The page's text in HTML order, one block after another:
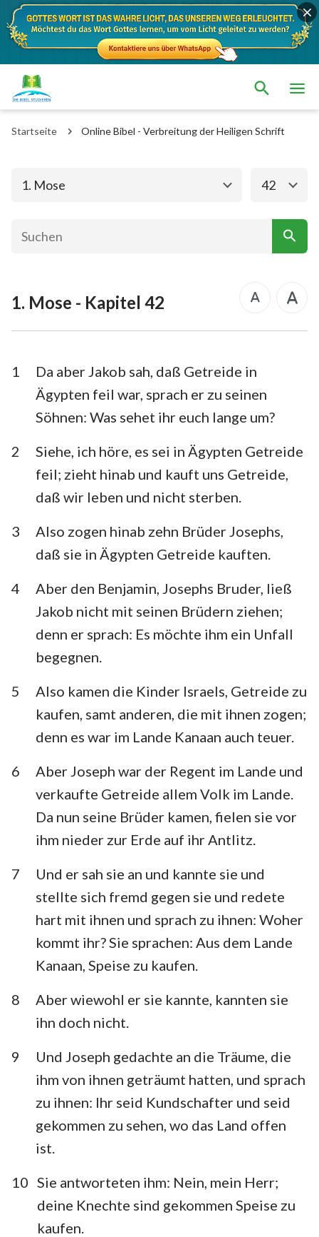
Startseite Online Bibel - Verbreitung der Heiligen Schrift
1. Mose
Das alte Testament Das neue Testament
1. Mose 2. Mose
5. Mose
1.Samuel
1. Chronik
Esra Nehemia
Esther Hiob
Psalm Sprüche
Jesaja Jeremia
Klagelieder Hesekiel
Daniel Hosea
Joel Amos
Obadja Jona
Micha Nahum
Habakuk
Maleachi
42
1. Mose - Kapitel 42
1
Da aber Jakob sah, daß Getreide in
Ägypten feil war, sprach er zu seinen
Söhnen: Was sehet ihr euch lange um?
2
Siehe, ich höre, es sei in Ägypten Getreide
feil; zieht hinab und kauft uns Getreide,
daß wir leben und nicht sterben.
3
Also zogen hinab zehn Brüder Josephs,
daß sie in Ägypten Getreide kauften.
4
Aber den Benjamin, Josephs Bruder, ließ
Jakob nicht mit seinen Brüdern ziehen;
denn er sprach: Es möchte ihm ein Unfall
begegnen.
5
Also kamen die Kinder Israels, Getreide zu
kaufen, samt anderen, die mit ihnen zogen;
denn es war im Lande Kanaan auch teuer.
6
Aber Joseph war der Regent im Lande und
verkaufte Getreide allem Volk im Lande.
Da nun seine Brüder kamen, fielen sie vor
ihm nieder zur Erde auf ihr Antlitz.
7
Und er sah sie an und kannte sie und
stellte sich fremd gegen sie und redete
hart mit ihnen und sprach zu ihnen: Woher
kommt ihr? Sie sprachen: Aus dem Lande
Kanaan, Speise zu kaufen.
8
Aber wiewohl er sie kannte, kannten sie
ihn doch nicht.
9
Und Joseph gedachte an die Träume, die
ihm von ihnen geträumt hatten, und sprach
zu ihnen: Ihr seid Kundschafter und seid
gekommen zu sehen, wo das Land offen
ist.
10 Sie antworteten ihm: Nein, mein Herr;
deine Knechte sind gekommen Speise zu
kaufen.